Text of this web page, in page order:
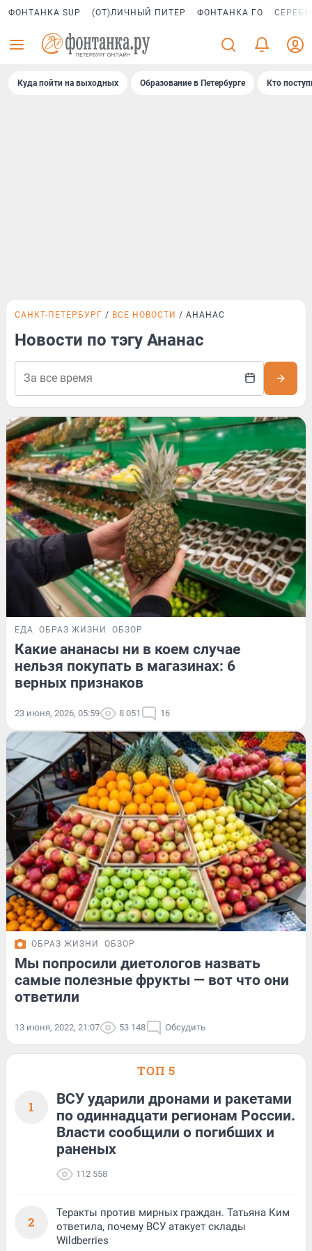
ФОНТАНКА SUP (ОТ)ЛИЧНЫЙ ПИТЕР ФОНТАНКА ГО
Куда пойти на выходных Образование в Петербурге Кто
САНКТ-ПЕТЕРБУРГ ВСЕ НОВОСТИ АНАНАС
Новости по тэгу Ананас
ЕДА ОБРАЗ ЖИЗНИ ОБЗОР
Какие ананасы ни в коем случае
нельзя покупать в магазинах: 6
верных признаков
23 июня, 2026, 05:59 8 051 16
ОБРАЗ ЖИЗНИ ОБЗОР
Мы попросили диетологов назвать
самые полезные фрукты — вот что они
ответили
13 июня, 2022, 21:07 53 148 Обсудить
ТОП 5
1
ВСУ ударили дронами и ракетами
по одиннадцати регионам России.
Власти сообщили о погибших и
раненых
112 558
2
Теракты против мирных граждан. Татьяна Ким
ответила, почему ВСУ атакует склады
Wildberries